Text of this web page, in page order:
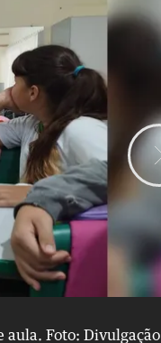
aula. Foto: Divulgação